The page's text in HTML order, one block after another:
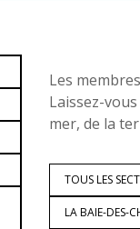
Les
Laissez-
mer, de la
TOUS LES
LA BAIE-DES-